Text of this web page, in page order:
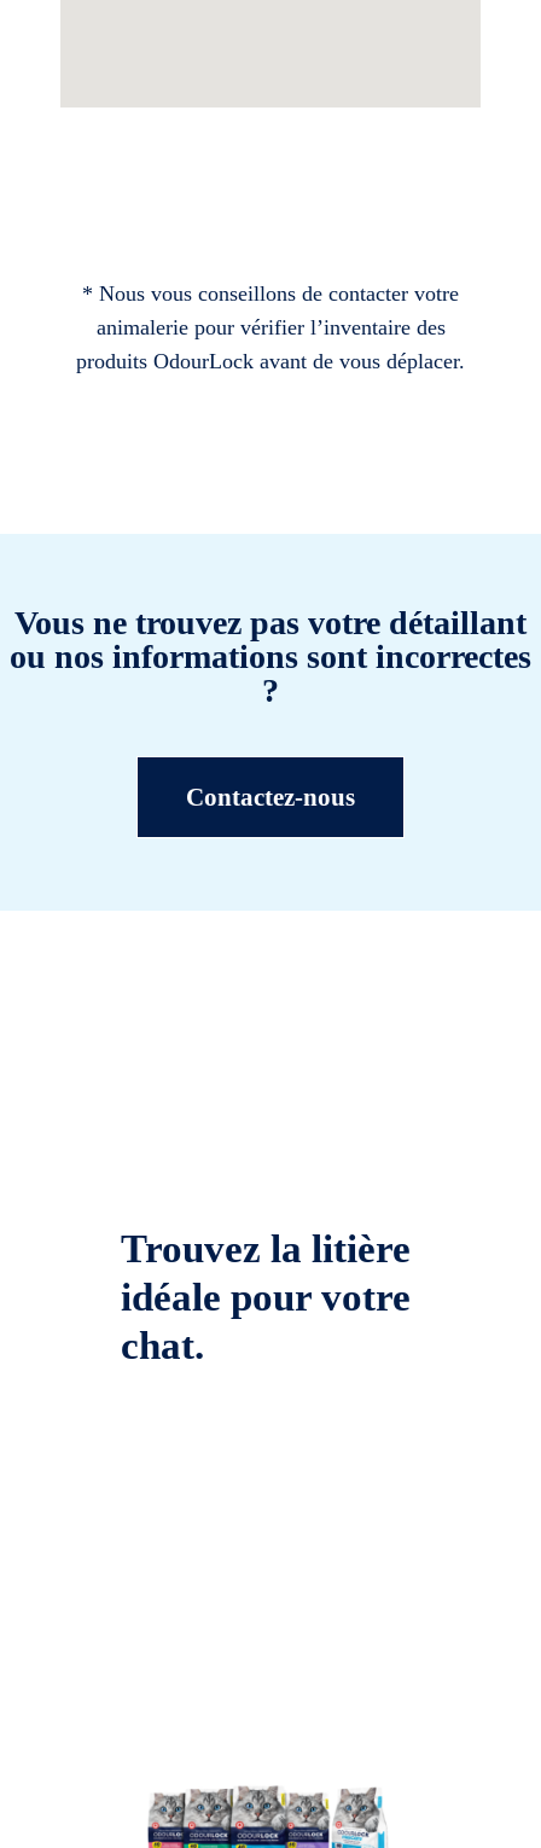
* Nous vous conseillons de contacter votre
animalerie pour vérifier l’inventaire des
produits OdourLock avant de vous déplacer.
Vous ne trouvez pas votre détaillant
ou nos informations sont incorrectes
?
Contactez-nous
Trouvez la litière
idéale pour votre
chat.